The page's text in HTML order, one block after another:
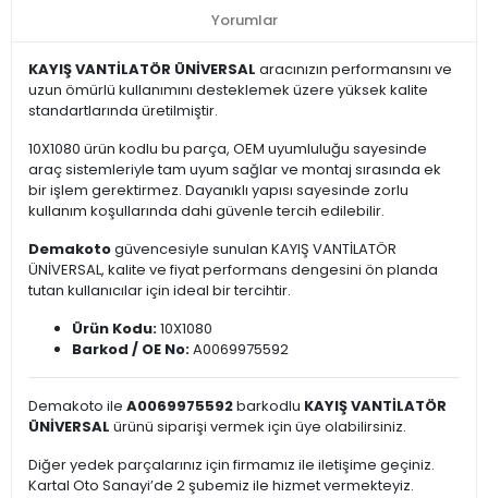
Yorumlar
KAYIŞ VANTİLATÖR ÜNİVERSAL aracınızın performansını ve
uzun ömürlü kullanımını desteklemek üzere yüksek kalite
standartlarında üretilmiştir.
10X1080 ürün kodlu bu parça, OEM uyumluluğu sayesinde
araç sistemleriyle tam uyum sağlar ve montaj sırasında ek
bir işlem gerektirmez. Dayanıklı yapısı sayesinde zorlu
kullanım koşullarında dahi güvenle tercih edilebilir.
Demakotogüvencesiyle sunulan KAYIŞ VANTİLATÖR
ÜNİVERSAL, kalite ve fiyat performans dengesini ön planda
tutan kullanıcılar için ideal bir tercihtir.
Ürün Kodu:10X1080
Barkod / OE No:A0069975592
Demakoto ile A0069975592barkodlu KAYIŞ VANTİLATÖR
ÜNİVERSAL ürünü siparişi vermek için üye olabilirsiniz.
Diğer yedek parçalarınız için firmamız ile iletişime geçiniz.
Kartal Oto Sanayi’de 2 şubemiz ile hizmet vermekteyiz.